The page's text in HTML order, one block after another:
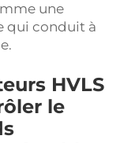
une
qui conduit à
HVLS
le